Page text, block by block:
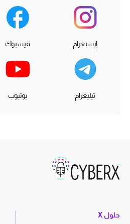
إنستغرام فيسبوك
تيليغرام يوتيوب
حلول X